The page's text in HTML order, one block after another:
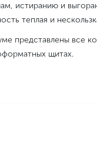
истиранию и
теплая и
представлены все
щитах.